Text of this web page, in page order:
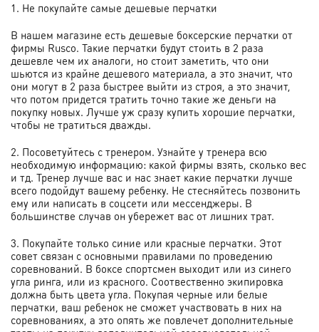
1. Не покупайте самые дешевые перчатки
В нашем магазине есть дешевые боксерские перчатки от
фирмы Rusco. Такие перчатки будут стоить в 2 раза
дешевле чем их аналоги, но стоит заметить, что они
шьются из крайне дешевого материала, а это значит, что
они могут в 2 раза быстрее выйти из строя, а это значит,
что потом придется тратить точно такие же деньги на
покупку новых. Лучше уж сразу купить хорошие перчатки,
чтобы не тратиться дважды.
2. Посоветуйтесь с тренером. Узнайте у тренера всю
необходимую информацию: какой фирмы взять, сколько вес
и тд. Тренер лучше вас и нас знает какие перчатки лучше
всего подойдут вашему ребенку. Не стесняйтесь позвонить
ему или написать в соцсети или мессенджеры. В
большинстве случав он убережет вас от лишних трат.
3. Покупайте только синие или красные перчатки. Этот
совет связан с основными правилами по проведению
соревнований. В боксе спортсмен выходит или из синего
угла ринга, или из красного. Соотвественно экипировка
должна быть цвета угла. Покупая черные или белые
перчатки, ваш ребенок не сможет участвовать в них на
соревнованиях, а это опять же повлечет дополнительные